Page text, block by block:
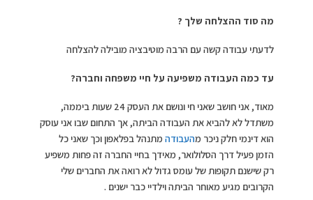
מה סוד ההצלחה שלך ?
לדעתי עבודה קשה עם הרבה מוטיבציה מובילה להצלחה
עד כמה העבודה משפיעה על חיי משפחה וחברה?
מאוד, אני חושב שאני חי ונושם את העסק 24 שעות ביממה,
משתדל לא להביא את העבודה הביתה, אך התחום שבו אני עוסק
הוא דינמי חלק ניכר מהעבודה מתנהל בפלאפון וכך שאני כל
הזמן פעיל דרך הסלולואר, מאידך בחיי החברה זה פחות משפיע
רק שישנם תקופות של עומס גדול לא רואה את החברים שלי
הקרובים מגיע מאוחר הביתה וילדיי כבר ישנים .